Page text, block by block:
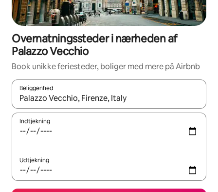
Overnatningssteder i nærheden af
Palazzo Vecchio
Book unikke feriesteder, boliger med mere på Airbnb
Beliggenhed
Når resultaterne er tilgængelige, skal du navigere med
Indtjekning
Udtjekning